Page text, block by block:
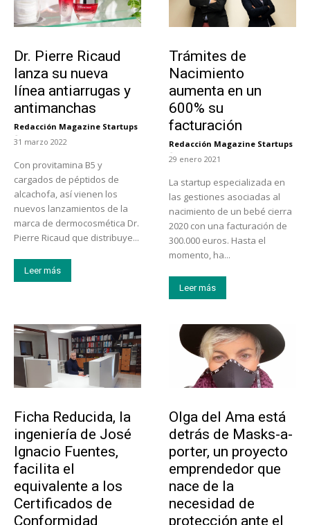
Dr. Pierre Ricaud
lanza su nueva
línea antiarrugas y
antimanchas
Redacción Magazine Startups
-
31 marzo 2022
Con provitamina B5 y
cargados de péptidos de
alcachofa, así vienen los
nuevos lanzamientos de la
marca de dermocosmética Dr.
Pierre Ricaud que distribuye...
Leer más
Trámites de
Nacimiento
aumenta en un
600% su
facturación
Redacción Magazine Startups
-
29 enero 2021
La startup especializada en
las gestiones asociadas al
nacimiento de un bebé cierra
2020 con una facturación de
300.000 euros. Hasta el
momento, ha...
Leer más
Ficha Reducida, la
ingeniería de José
Ignacio Fuentes,
facilita el
equivalente a los
Certificados de
Conformidad
Olga del Ama está
detrás de Masks-a-
porter, un proyecto
emprendedor que
nace de la
necesidad de
protección ante el